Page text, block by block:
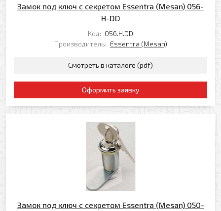
Замок под ключ с секретом Essentra (Mesan) 056-
H-DD
Код: 056.H.DD
Производитель: Essentra (Mesan)
Смотреть в каталоге (pdf)
Оформить заявку
Замок под ключ с секретом Essentra (Mesan) 050-
Я даю свое согласие на обработку моих
персональных данных в соответствии с
Политикой обработки персональных данных
* — поля, обязательные для заполнения
Перезвоните мне
Согласен(-на) на получение рассылки
Я даю свое согласие на обработку моих
персональных данных в соответствии с
Политикой обработки персональных данных*